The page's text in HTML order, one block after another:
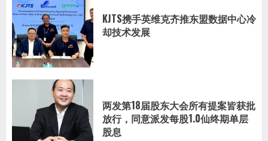
KJTS携手英维克齐推东盟数据中心冷
却技术发展
两发第18届股东大会所有提案皆获批
放行，同意派发每股1.0仙终期单层
股息